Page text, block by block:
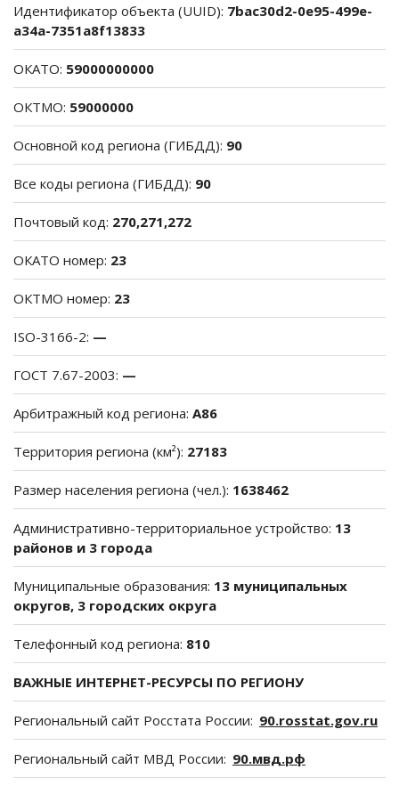
Идентификатор объекта (UUID): 7bac30d2-0e95-499e-
a34a-7351a8f13833
ОКАТО: 59000000000
ОКТМО: 59000000
Основной код региона (ГИБДД): 90
Все коды региона (ГИБДД): 90
Почтовый код: 270,271,272
ОКАТО номер: 23
ОКТМО номер: 23
ISO-3166-2: —
ГОСТ 7.67-2003: —
Арбитражный код региона: A86
Территория региона (км²): 27183
Размер населения региона (чел.): 1638462
Административно-территориальное устройство: 13
районов и 3 города
Муниципальные образования: 13 муниципальных
округов, 3 городских округа
Телефонный код региона: 810
ВАЖНЫЕ ИНТЕРНЕТ-РЕСУРСЫ ПО РЕГИОНУ
Региональный сайт Росстата России: 90.rosstat.gov.ru
Региональный сайт МВД России: 90.мвд.рф